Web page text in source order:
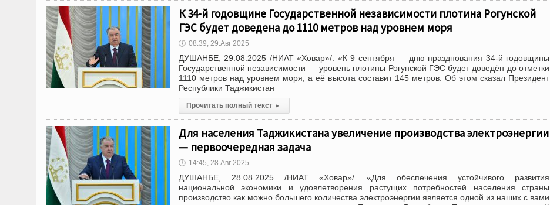
К 34-й годовщине Государственной независимости плотина Рогунской
ГЭС будет доведена до 1110 метров над уровнем моря
🕔 08:39, 29.Авг 2025
ДУШАНБЕ, 29.08.2025 /НИАТ «Ховар»/. «К 9 сентября — дню празднования 34-й годовщины
Государственной независимости — уровень плотины Рогунской ГЭС будет доведён до отметки
1110 метров над уровнем моря, а её высота составит 145 метров. Об этом сказал Президент
Республики Таджикистан
Прочитать полный текст ▸
Для населения Таджикистана увеличение производства электроэнергии
— первоочередная задача
🕔 14:45, 28.Авг 2025
ДУШАНБЕ, 28.08.2025 /НИАТ «Ховар»/. «Для обеспечения устойчивого развития
национальной экономики и удовлетворения растущих потребностей населения страны
производство как можно большего количества электроэнергии является одной из наших с вами